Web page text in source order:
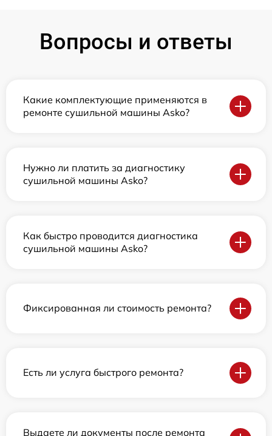
Вопросы и ответы
Какие комплектующие применяются в
ремонте сушильной машины Asko?
Нужно ли платить за диагностику
сушильной машины Asko?
Как быстро проводится диагностика
сушильной машины Asko?
Фиксированная ли стоимость ремонта?
Есть ли услуга быстрого ремонта?
Выдаете ли документы после ремонта